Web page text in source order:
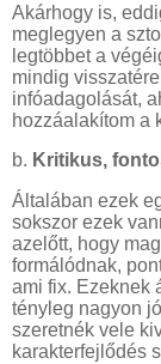
Akárhogy is,
meglegyen a
legtöbbet a
mindig
infóadagolását,
hozzáalakítom a
b. Kritikus,
Általában ezek
sokszor ezek
azelőtt, hogy
formálódnak,
ami fix. Ezeknek
tényleg nagyon
szeretnék vele
karakterfejlődés